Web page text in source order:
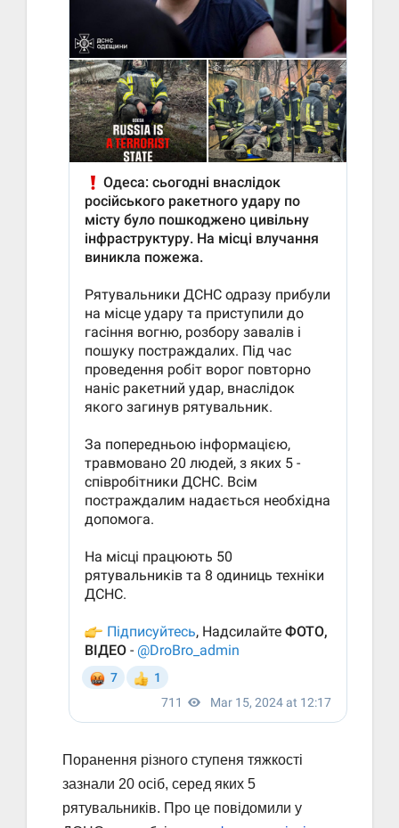
Поранення різного ступеня тяжкості
зазнали 20 осіб, серед яких 5
рятувальників. Про це повідомили у